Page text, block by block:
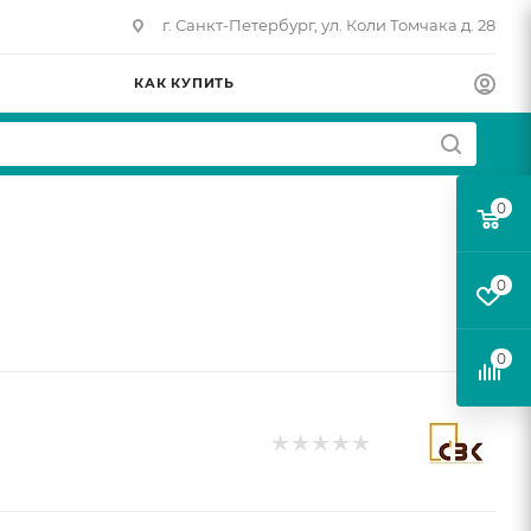
г. Санкт-Петербург, ул. Коли Томчака д. 28
КАК КУПИТЬ
0
0
0